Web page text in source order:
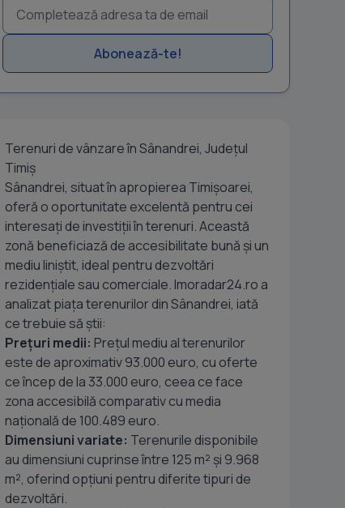
Abonează-te!
Terenuri de vânzare în Sânandrei, Județul
Timiș
Sânandrei, situat în apropierea Timișoarei,
oferă o oportunitate excelentă pentru cei
interesați de investiții în terenuri. Această
zonă beneficiază de accesibilitate bună și un
mediu liniștit, ideal pentru dezvoltări
rezidențiale sau comerciale. Imoradar24.ro a
analizat piața terenurilor din Sânandrei, iată
ce trebuie să știi:
Prețuri medii: Prețul mediu al terenurilor
este de aproximativ 93.000 euro, cu oferte
ce încep de la 33.000 euro, ceea ce face
zona accesibilă comparativ cu media
națională de 100.489 euro.
Dimensiuni variate: Terenurile disponibile
au dimensiuni cuprinse între 125 m² și 9.968
m², oferind opțiuni pentru diferite tipuri de
dezvoltări.